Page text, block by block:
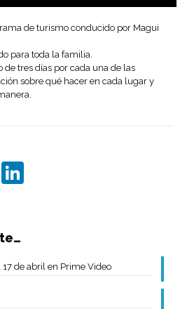
de turismo conducido por Magui
para toda la familia.
tres días por cada una de las
sobre qué hacer en cada lugar y
Twitter
17 de abril en Prime Video